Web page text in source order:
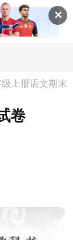
✕
级上册语文期末
卷